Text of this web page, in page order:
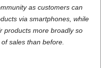
as customers can
via smartphones, while
products more broadly so
sales than before.